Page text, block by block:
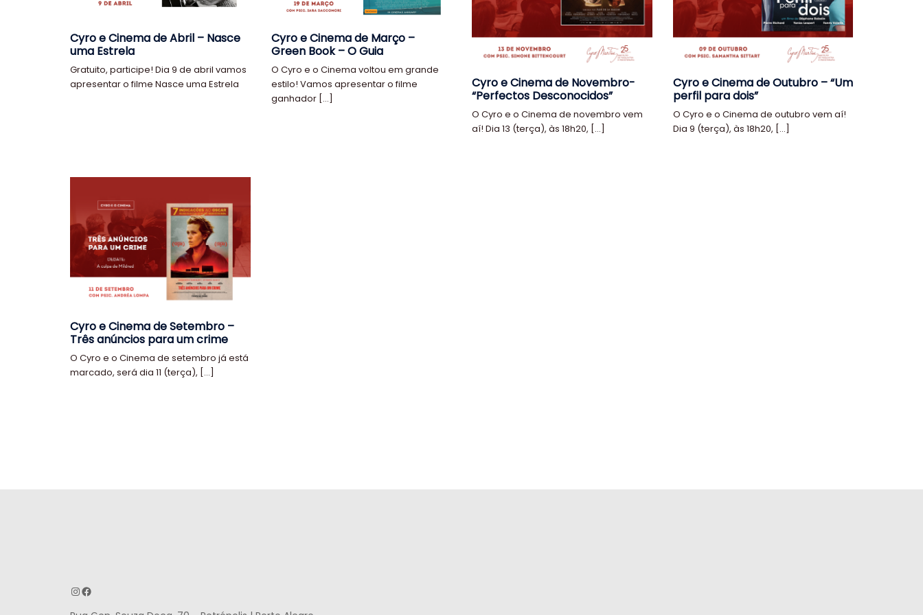
Cyro e Cinema de Abril – Nasce
uma Estrela
Gratuito, participe! Dia 9 de abril vamos
apresentar o filme Nasce uma Estrela
Cyro e Cinema de Março –
Green Book – O Guia
O Cyro e o Cinema voltou em grande
estilo! Vamos apresentar o filme
ganhador […]
Cyro e Cinema de Novembro-
“Perfectos Desconocidos”
O Cyro e o Cinema de novembro vem
aí! Dia 13 (terça), às 18h20, […]
Cyro e Cinema de Outubro – “Um
perfil para dois”
O Cyro e o Cinema de outubro vem aí!
Dia 9 (terça), às 18h20, […]
Cyro e Cinema de Setembro –
Três anúncios para um crime
O Cyro e o Cinema de setembro já está
marcado, será dia 11 (terça), […]
Instagram
Facebook